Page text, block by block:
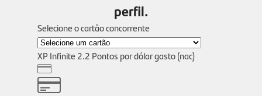
perfil.
Selecione o cartão concorrente
XP Infinite2.2 Pontos por dólar gasto (nac)